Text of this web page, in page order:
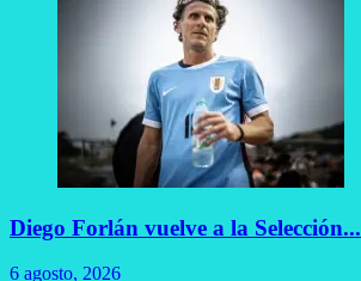
Diego Forlán vuelve a la Selección...
6 agosto, 2026